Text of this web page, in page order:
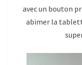
avec un bouton
abimer la